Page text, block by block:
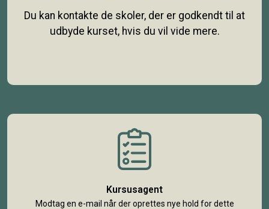
Du kan kontakte de skoler, der er godkendt til at
udbyde kurset, hvis du vil vide mere.
Kursusagent
Modtag en e-mail når der oprettes nye hold for dette